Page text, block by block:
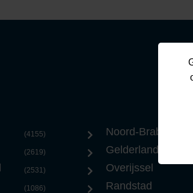
(4155) Noord-Brabant
(2619) Gelderland
(2531) Overijssel
(1086) Randstad